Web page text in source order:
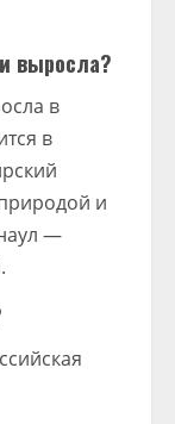
выросла?
в
в
и
—